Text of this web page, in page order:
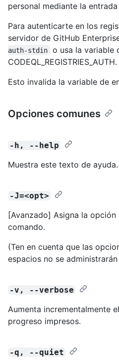
personal mediante la entrada
Para autenticarte en los
servidor de GitHub
auth-stdin
o usa la variable
CODEQL_REGISTRIES_AUTH.
Esto invalida la variable de
Opciones comunes
-h, --help
Muestra este texto de ayuda.
-J=<opt>
[Avanzado] Asigna la
comando.
(Ten en cuenta que las
espacios no se
-v, --verbose
Aumenta incrementalmente
progreso impresos.
-q, --quiet